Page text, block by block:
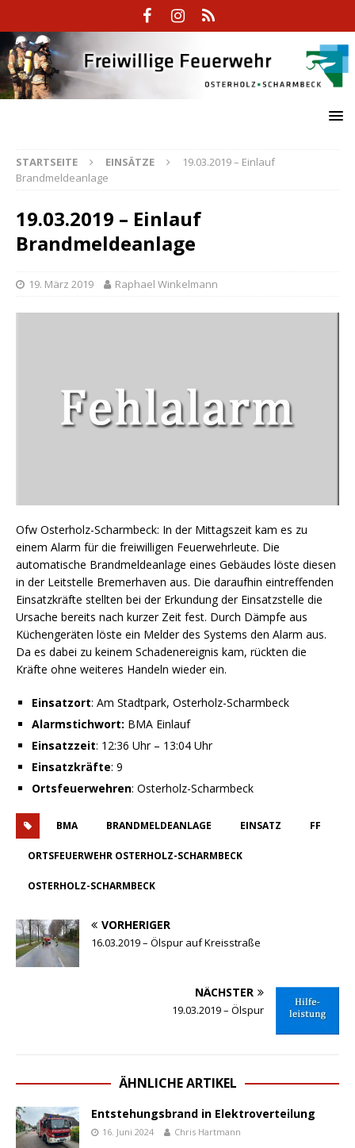
STARTSEITE EINSÄTZE
19.03.2019 – Einlauf
Brandmeldeanlage
19.03.2019 – Einlauf
Brandmeldeanlage
19. März 2019 Raphael Winkelmann
Ofw Osterholz-Scharmbeck: In der Mittagszeit kam es zu
einem Alarm für die freiwilligen Feuerwehrleute. Die
automatische Brandmeldeanlage eines Gebäudes löste diesen
in der Leitstelle Bremerhaven aus. Die daraufhin eintreffenden
Einsatzkräfte stellten bei der Erkundung der Einsatzstelle die
Ursache bereits nach kurzer Zeit fest. Durch Dämpfe aus
Küchengeräten löste ein Melder des Systems den Alarm aus.
Da es dabei zu keinem Schadenereignis kam, rückten die
Kräfte ohne weiteres Handeln wieder ein.
Einsatzort: Am Stadtpark, Osterholz-Scharmbeck
Alarmstichwort: BMA Einlauf
Einsatzzeit: 12:36 Uhr – 13:04 Uhr
Einsatzkräfte: 9
Ortsfeuerwehren: Osterholz-Scharmbeck
BMA BRANDMELDEANLAGE EINSATZ FF
ORTSFEUERWEHR OSTERHOLZ-SCHARMBECK
OSTERHOLZ-SCHARMBECK
VORHERIGER
16.03.2019 – Ölspur auf Kreisstraße
NÄCHSTER
19.03.2019 – Ölspur
ÄHNLICHE ARTIKEL
Entstehungsbrand in Elektroverteilung
16. Juni 2024 Chris Hartmann